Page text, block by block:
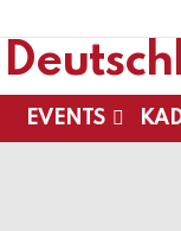
EVENTS